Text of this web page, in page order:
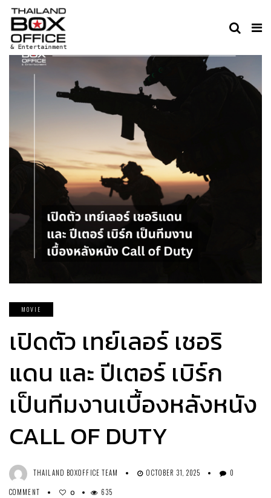
MOVIE
เปิดตัว เทย์เลอร์ เชอริ
แดน และ ปีเตอร์ เบิร์ก
เป็นทีมงานเบื้องหลังหนัง
CALL OF DUTY
THAILAND BOXOFFICE TEAM OCTOBER 31, 2025
0
COMMENT
0 635